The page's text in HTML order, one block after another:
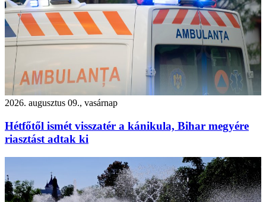
2026. augusztus 09., vasárnap
Hétfőtől ismét visszatér a kánikula, Bihar megyére
riasztást adtak ki